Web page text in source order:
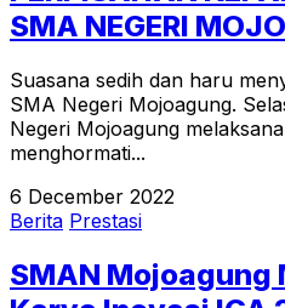
SMA NEGERI
Suasana sedih dan haru
SMA Negeri Mojoagung.
Negeri Mojoagung
menghormati...
6 December 2022
Berita Prestasi
SMAN Mojoagung